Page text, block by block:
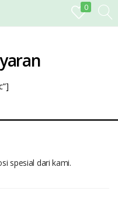
0
DAFTAR
spesial dari kami.